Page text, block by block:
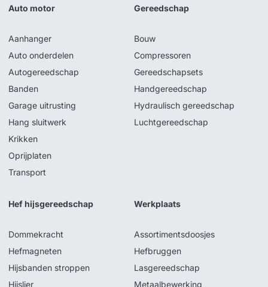
Auto motor
Aanhanger
Auto onderdelen
Autogereedschap
Banden
Garage uitrusting
Hang sluitwerk
Krikken
Oprijplaten
Transport
Gereedschap
Bouw
Compressoren
Gereedschapsets
Handgereedschap
Hydraulisch gereedschap
Luchtgereedschap
Hef hijsgereedschap
Dommekracht
Hefmagneten
Hijsbanden stroppen
Hijslier
Werkplaats
Assortimentsdoosjes
Hefbruggen
Lasgereedschap
Metaalbewerking